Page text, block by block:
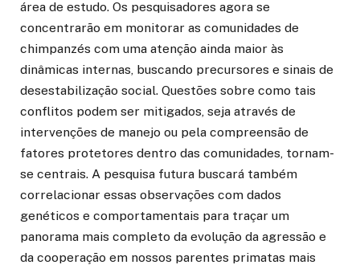
área de estudo. Os pesquisadores agora se
concentrarão em monitorar as comunidades de
chimpanzés com uma atenção ainda maior às
dinâmicas internas, buscando precursores e sinais de
desestabilização social. Questões sobre como tais
conflitos podem ser mitigados, seja através de
intervenções de manejo ou pela compreensão de
fatores protetores dentro das comunidades, tornam-
se centrais. A pesquisa futura buscará também
correlacionar essas observações com dados
genéticos e comportamentais para traçar um
panorama mais completo da evolução da agressão e
da cooperação em nossos parentes primatas mais